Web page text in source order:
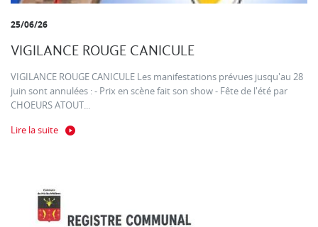
25/06/26
VIGILANCE ROUGE CANICULE
VIGILANCE ROUGE CANICULE Les manifestations prévues jusqu'au 28
juin sont annulées : - Prix en scène fait son show - Fête de l'été par
CHOEURS ATOUT...
Lire la suite